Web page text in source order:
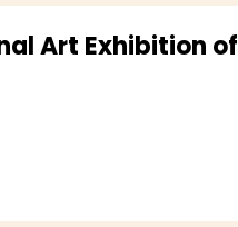
Art Exhibition of